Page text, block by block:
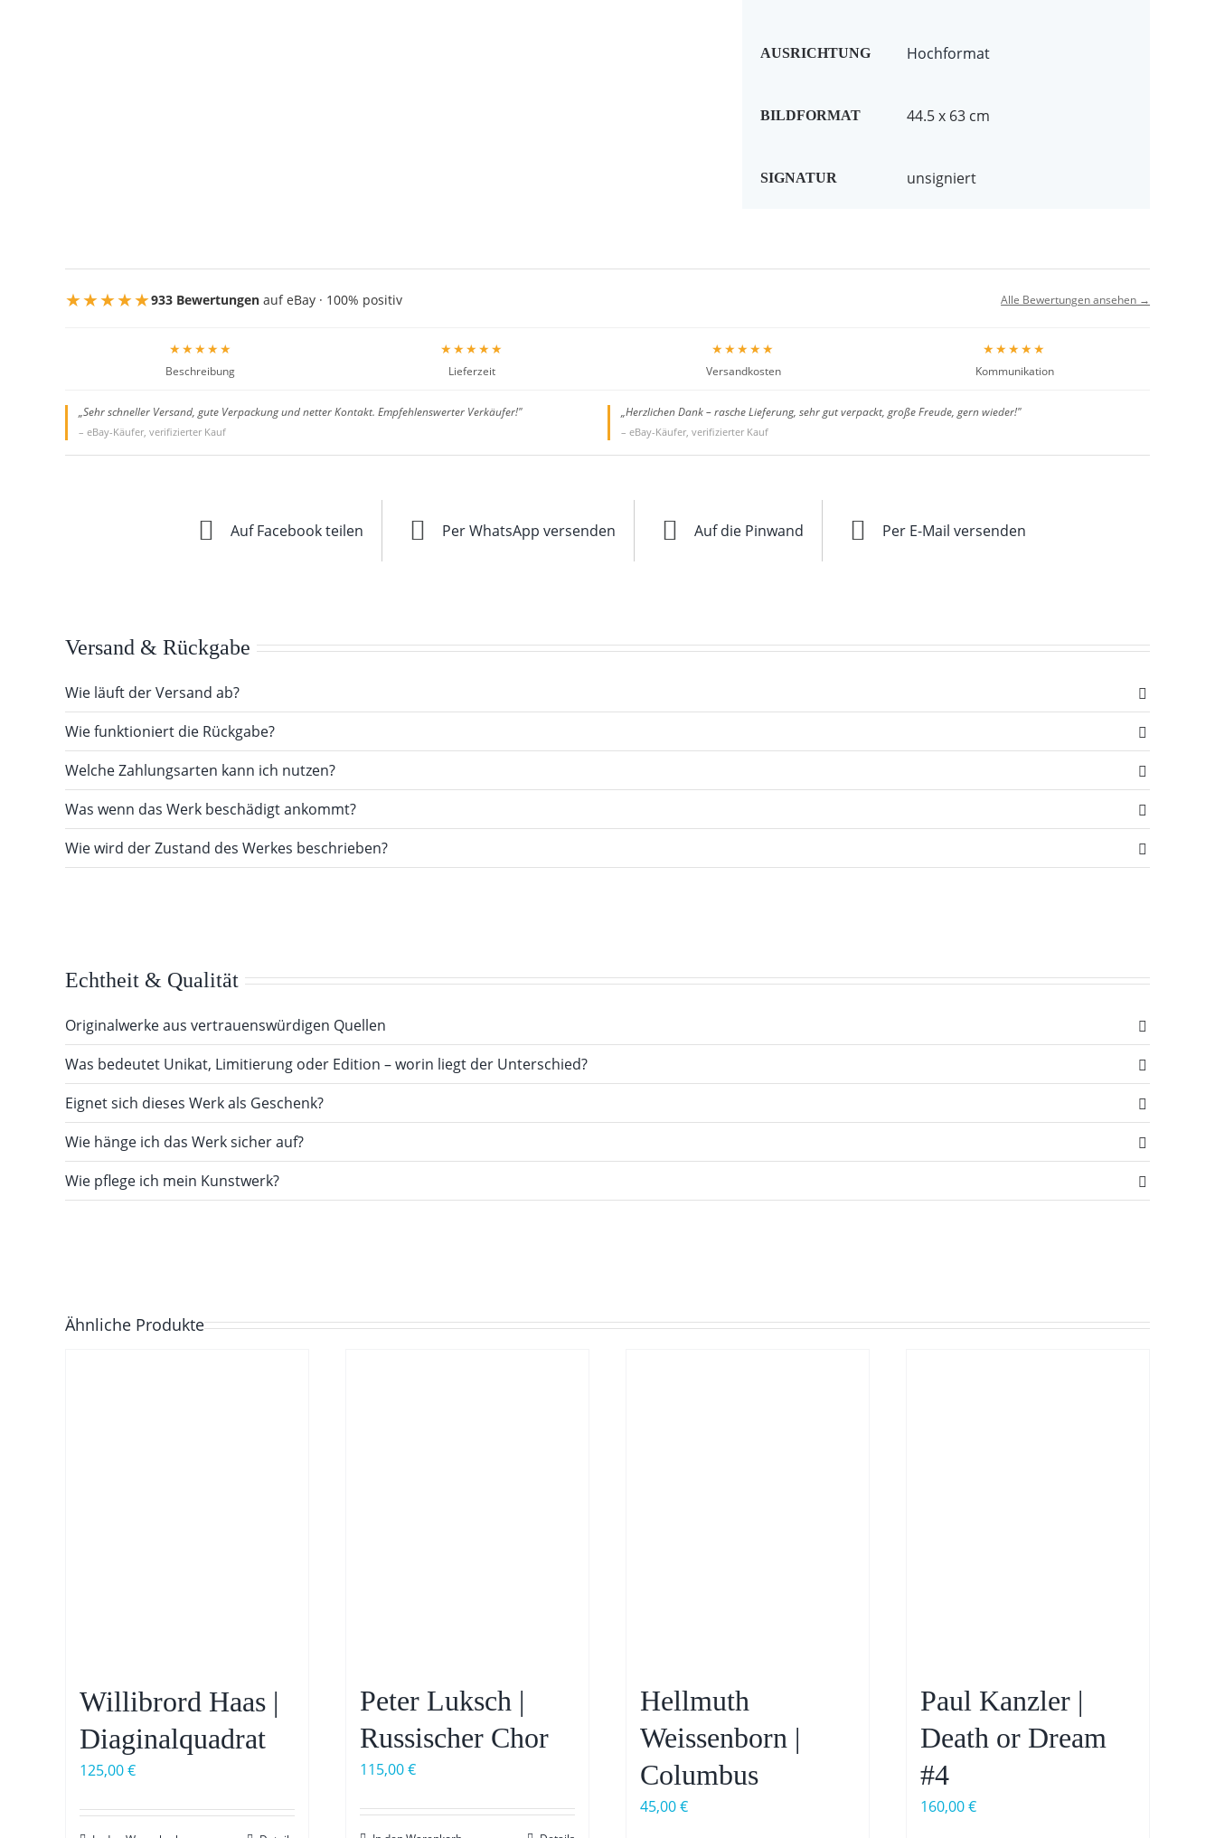
AUSRICHTUNG Hochformat
BILDFORMAT 44.5 x 63 cm
SIGNATUR unsigniert
★★★★★933 Bewertungenauf eBay · 100% positiv Alle Bewertungen ansehen →
★★★★★
Beschreibung
★★★★★
Lieferzeit
★★★★★
Versandkosten
★★★★★
Kommunikation
„Sehr schneller Versand, gute Verpackung und netter Kontakt. Empfehlenswerter Verkäufer!"
– eBay-Käufer, verifizierter Kauf
„Herzlichen Dank – rasche Lieferung, sehr gut verpackt, große Freude, gern wieder!"
– eBay-Käufer, verifizierter Kauf
Auf Facebook teilen Per WhatsApp versenden Auf die Pinwand Per E-Mail versenden
Versand & Rückgabe
Wie läuft der Versand ab?
Wie funktioniert die Rückgabe?
Welche Zahlungsarten kann ich nutzen?
Was wenn das Werk beschädigt ankommt?
Wie wird der Zustand des Werkes beschrieben?
Echtheit & Qualität
Originalwerke aus vertrauenswürdigen Quellen
Was bedeutet Unikat, Limitierung oder Edition – worin liegt der Unterschied?
Eignet sich dieses Werk als Geschenk?
Wie hänge ich das Werk sicher auf?
Wie pflege ich mein Kunstwerk?
Ähnliche Produkte
Willibrord Haas |
Diaginalquadrat
125,00€
Peter Luksch |
Russischer Chor
115,00€
Hellmuth
Weissenborn |
Columbus
45,00€
Paul Kanzler |
Death or Dream
#4
160,00€